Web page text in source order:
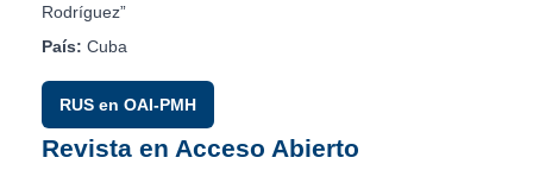
Rodríguez”
País: Cuba
RUS en OAI-PMH
Revista en Acceso Abierto